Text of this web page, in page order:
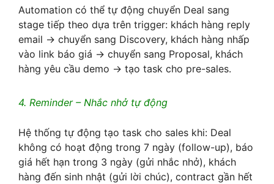
Automation có thể tự động chuyển Deal sang
stage tiếp theo dựa trên trigger: khách hàng reply
email → chuyển sang Discovery, khách hàng nhấp
vào link báo giá → chuyển sang Proposal, khách
hàng yêu cầu demo → tạo task cho pre-sales.
4. Reminder – Nhắc nhở tự động
Hệ thống tự động tạo task cho sales khi: Deal
không có hoạt động trong 7 ngày (follow-up), báo
giá hết hạn trong 3 ngày (gửi nhắc nhở), khách
hàng đến sinh nhật (gửi lời chúc), contract gần hết